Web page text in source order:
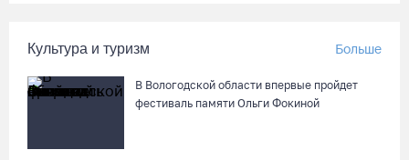
Культура и туризм Больше
В Вологодской области впервые пройдет
фестиваль памяти Ольги Фокиной